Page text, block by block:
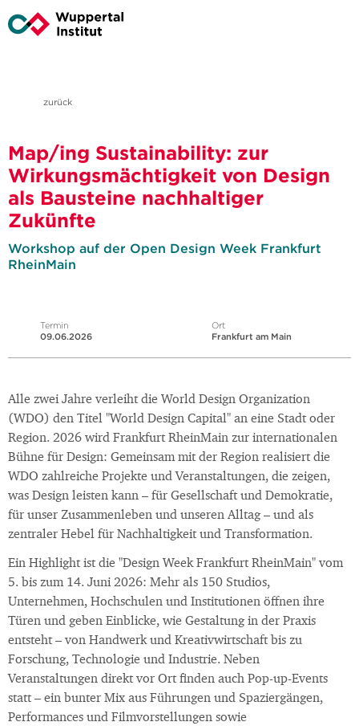
zurück
Map/ing Sustainability: zur
Wirkungsmächtigkeit von Design
als Bausteine nachhaltiger
Zukünfte
Workshop auf der Open Design Week Frankfurt
RheinMain
Termin
09.06.2026
Ort
Frankfurt am Main
Alle zwei Jahre verleiht die World Design Organization
(WDO) den Titel "World Design Capital" an eine Stadt oder
Region. 2026 wird Frankfurt RheinMain zur internationalen
Bühne für Design: Gemeinsam mit der Region realisiert die
WDO zahlreiche Projekte und Veranstaltungen, die zeigen,
was Design leisten kann – für Gesellschaft und Demokratie,
für unser Zusammenleben und unseren Alltag – und als
zentraler Hebel für Nachhaltigkeit und Transformation.
Ein Highlight ist die "Design Week Frankfurt RheinMain" vom
5. bis zum 14. Juni 2026: Mehr als 150 Studios,
Unternehmen, Hochschulen und Institutionen öffnen ihre
Türen und geben Einblicke, wie Gestaltung in der Praxis
entsteht – von Handwerk und Kreativwirtschaft bis zu
Forschung, Technologie und Industrie. Neben
Veranstaltungen direkt vor Ort finden auch Pop-up-Events
statt – ein bunter Mix aus Führungen und Spaziergängen,
Performances und Filmvorstellungen sowie